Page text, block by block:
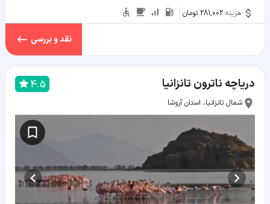
هزینه:281,002 تومان
نقد و بررسی
دریاچه ناترون تانزانیا 4.5
شمال تانزانیا، استان آروشا